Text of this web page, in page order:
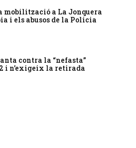
mobilització a La Jonquera
i els abusos de la Policia
contra la “nefasta”
i n’exigeix la retirada